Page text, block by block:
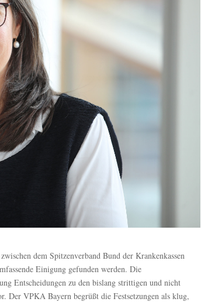
dem Spitzenverband Bund der Krankenkassen
Einigung gefunden werden. Die
Entscheidungen zu den bislang strittigen und nicht
Der VPKA Bayern begrüßt die Festsetzungen als klug,